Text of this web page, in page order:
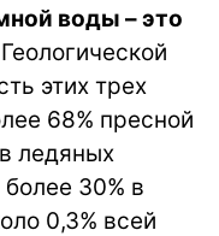
воды – это
этих трех
68% пресной
ледяных
30% в
0,3% всей